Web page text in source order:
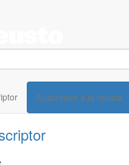
Suscríbete a la revista
Deusto